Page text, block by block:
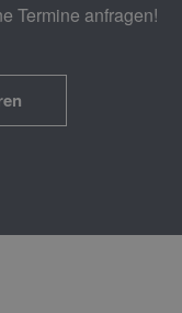
Termine anfragen!